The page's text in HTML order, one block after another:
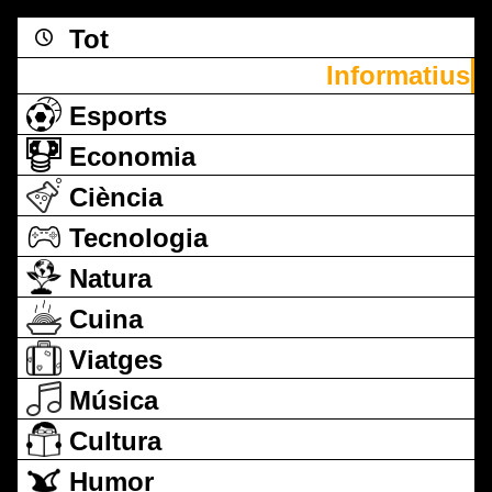
Tot
Informatius
Esports
Economia
Ciència
Tecnologia
Natura
Cuina
Viatges
Música
Cultura
Humor